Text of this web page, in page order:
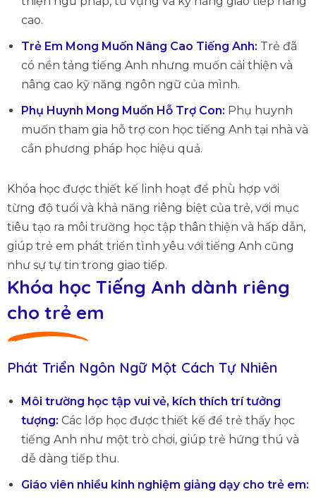
cao.
Trẻ Em Mong Muốn Nâng Cao Tiếng Anh: Trẻ đã
có nền tảng tiếng Anh nhưng muốn cải thiện và
nâng cao kỹ năng ngôn ngữ của mình.
Phụ Huynh Mong Muốn Hỗ Trợ Con: Phụ huynh
muốn tham gia hỗ trợ con học tiếng Anh tại nhà và
cần phương pháp học hiệu quả.
Khóa học được thiết kế linh hoạt để phù hợp với
từng độ tuổi và khả năng riêng biệt của trẻ, với mục
tiêu tạo ra môi trường học tập thân thiện và hấp dẫn,
giúp trẻ em phát triển tình yêu với tiếng Anh cũng
như sự tự tin trong giao tiếp.
Khóa học Tiếng Anh dành riêng
cho trẻ em
Phát Triển Ngôn Ngữ Một Cách Tự Nhiên
Môi trường học tập vui vẻ, kích thích trí tưởng
tượng: Các lớp học được thiết kế để trẻ thấy học
tiếng Anh như một trò chơi, giúp trẻ hứng thú và
dễ dàng tiếp thu.
Giáo viên nhiều kinh nghiệm giảng dạy cho trẻ em: